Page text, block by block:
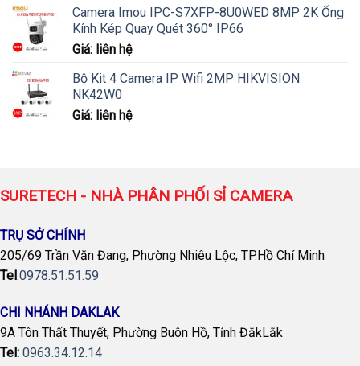
Camera Imou IPC-S7XFP-8U0WED 8MP 2K Ống
Kính Kép Quay Quét 360° IP66
Giá: liên hệ
Bộ Kit 4 Camera IP Wifi 2MP HIKVISION
NK42W0
Giá: liên hệ
SURETECH - NHÀ PHÂN PHỐI SỈ CAMERA
TRỤ SỞ CHÍNH
205/69 Trần Văn Đang, Phường Nhiêu Lộc, TP.Hồ Chí Minh
Tel:0978.51.51.59
CHI NHÁNH DAKLAK
9A Tôn Thất Thuyết, Phường Buôn Hồ, Tỉnh ĐắkLắk
Tel: 0963.34.12.14